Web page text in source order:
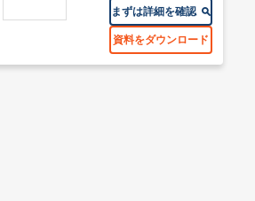
まずは詳細を確認
資料をダウンロード